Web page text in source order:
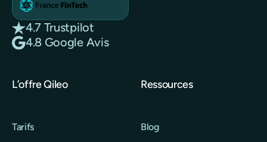
4.7 Trustpilot
4.8 Google Avis
L’offre Qileo
Tarifs
Ressources
Blog